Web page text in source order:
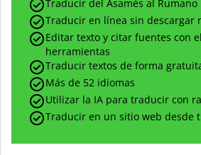
Traducir del Asamés al Rumano
Traducir en línea sin descargar
Editar texto y citar fuentes con
herramientas
Traducir textos de forma
Más de 52 idiomas
Utilizar la IA para traducir con
Traducir en un sitio web desde